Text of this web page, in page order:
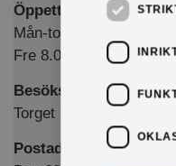
Öppettider
Mån-tors 8.00-12.00 &
Fre 8.00-12.00 & 13.00-
Besöksadress
Torget 1, 673 32
Postadress